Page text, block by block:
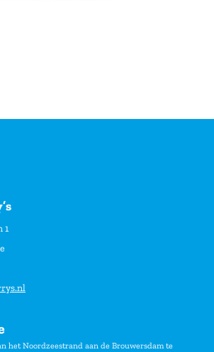
1
het Noordzeestrand aan de Brouwersdam te